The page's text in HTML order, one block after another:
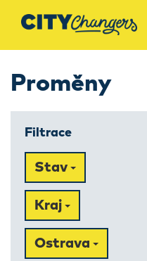
Proměny
Filtrace
Stav
Kraj
Ostrava